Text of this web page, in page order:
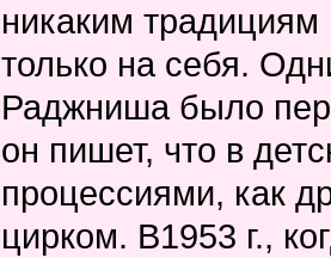
никаким традициям
только на себя.
Раджниша было
он пишет, что в
процессиями, как
цирком. В1953 г.,